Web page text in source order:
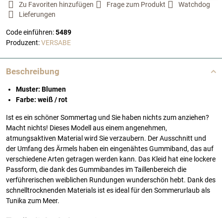
Zu Favoriten hinzufügen Frage zum Produkt
Watchdog
Lieferungen
Code einführen:5489
Produzent:VERSABE
Beschreibung
Muster: Blumen
Farbe: weiß / rot
Ist es ein schöner Sommertag und Sie haben nichts zum anziehen?
Macht nichts! Dieses Modell aus einem angenehmen,
atmungsaktiven Material wird Sie verzaubern. Der Ausschnitt und
der Umfang des Ärmels haben ein eingenähtes Gummiband, das auf
verschiedene Arten getragen werden kann. Das Kleid hat eine lockere
Passform, die dank des Gummibandes im Taillenbereich die
verführerischen weiblichen Rundungen wunderschön hebt. Dank des
schnelltrocknenden Materials ist es ideal für den Sommerurlaub als
Tunika zum Meer.